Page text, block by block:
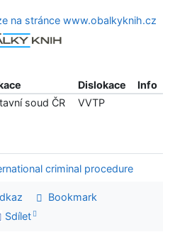
Dislokace
Info
soud ČR VVTP
Bookmark
Sdílet